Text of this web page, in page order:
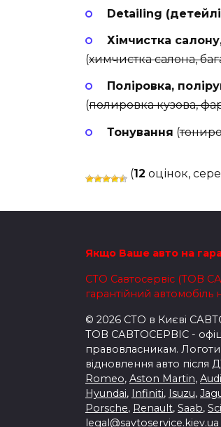
Detailing
Хімчистка
(химчистка салона,
Поліровка,
(полировка кузова,
Тонування (
(12 оцінок,
Якщо Ваше авто на
СТО Савтосервіс (ТОВ
гарантійний автомобіль
© 2026 СТО в Києві
ТОВ САВТОСЕРВІС -
правовласникам.
відновлення авто після
Romeo, Aston Martin, Audi
Hyundai, Infiniti, Isuzu,
Porsche, Renault, Saab,
legal@savtoservice.kiev.ua